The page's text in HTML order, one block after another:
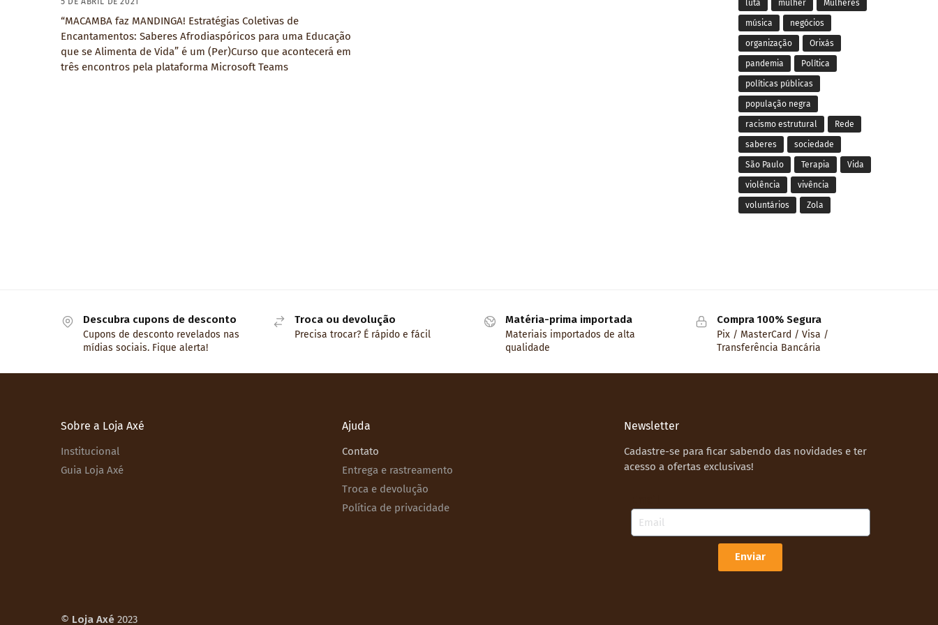
“MACAMBA faz MANDINGA! Estratégias Coletivas de
Encantamentos: Saberes Afrodiaspóricos para uma Educação
que se Alimenta de Vida” é um (Per)Curso que acontecerá em
três encontros pela plataforma Microsoft Teams
luta mulher Mulheres
música negócios
organização Orixás
pandemia Política
políticas públicas
população negra
racismo estrutural Rede
saberes sociedade
São Paulo Terapia Vida
violência vivência
voluntários Zola
Descubra cupons de desconto
Cupons de desconto revelados nas
mídias sociais. Fique alerta!
Troca ou devolução
Precisa trocar? É rápido e fácil
Matéria-prima importada
Materiais importados de alta
qualidade
Compra 100% Segura
Pix / MasterCard / Visa /
Transferência Bancária
Sobre a Loja Axé
Institucional
Guia Loja Axé
Ajuda
Contato
Entrega e rastreamento
Troca e devolução
Política de privacidade
Newsletter
Cadastre-se para ficar sabendo das novidades e ter
acesso a ofertas exclusivas!
Enviar
© Loja Axé 2023